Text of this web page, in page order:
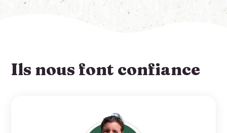
Ils nous font confiance